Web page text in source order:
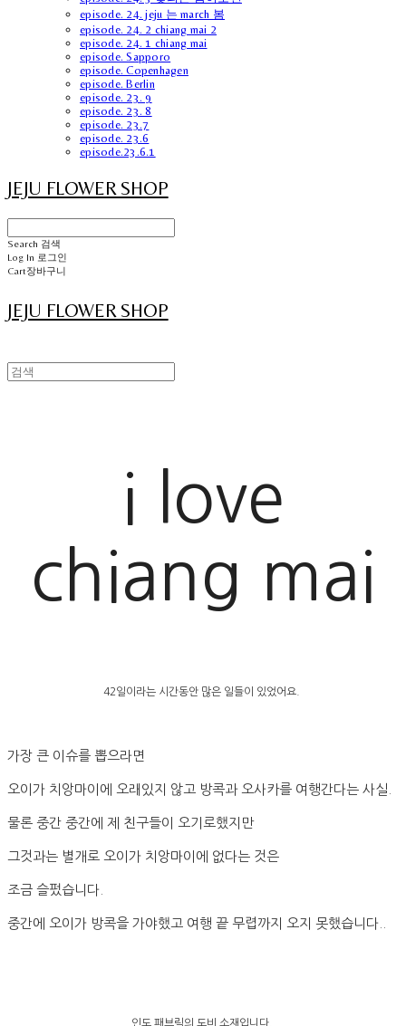
episode. 24. jeju 는 march 봄
episode. 24. 2 chiang mai 2
episode. 24. 1 chiang mai
episode. Sapporo
episode. Copenhagen
episode. Berlin
episode. 23. 9
episode. 23. 8
episode. 23.7
episode. 23.6
episode.23.6.1
JEJU FLOWER SHOP
Search 검색
Log In 로그인
Cart장바구니
JEJU FLOWER SHOP
i love
chiang mai
42일이라는 시간동안 많은 일들이 있었어요.
가장 큰 이슈를 뽑으라면
오이가 치앙마이에 오래있지 않고 방콕과 오사카를 여행간다는 사실.
물론 중간 중간에 제 친구들이 오기로했지만
그것과는 별개로 오이가 치앙마이에 없다는 것은
조금 슬펐습니다.
중간에 오이가 방콕을 가야했고 여행 끝 무렵까지 오지 못했습니다..
인도 패브릭의 도비 소재입니다.